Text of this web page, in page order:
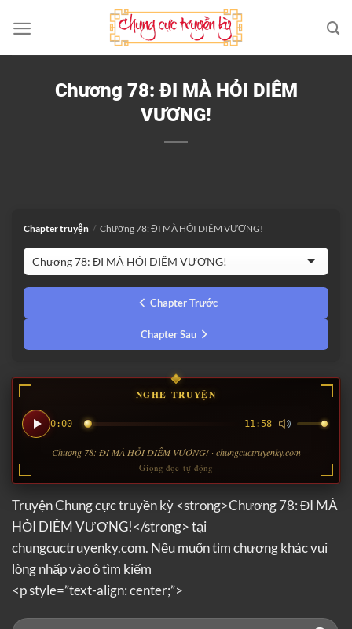
qua
nội
Chương 78: ĐI MÀ HỎI DIÊM
VƯƠNG!
Chapter truyện / Chương 78: ĐI MÀ HỎI DIÊM VƯƠNG!
Chapter Trước
Chapter Sau
NGHE TRUYỆN
0:00 11:58
Chương 78: ĐI MÀ HỎI DIÊM VƯƠNG! · chungcuctruyenky.com
Giọng đọc tự động
Truyện Chung cực truyền kỳ <strong>Chương 78: ĐI MÀ
HỎI DIÊM VƯƠNG!</strong> tại
chungcuctruyenky.com. Nếu muốn tìm chương khác vui
lòng nhấp vào ô tìm kiếm
<p style=”text-align: center;”>